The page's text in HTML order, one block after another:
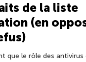
de la liste
(en
que le rôle des antivirus